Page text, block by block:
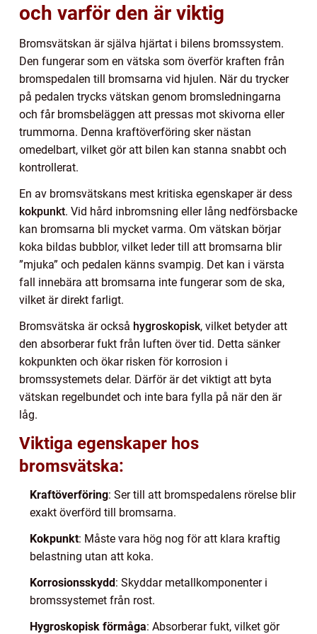
och varför den är viktig
Bromsvätskan är själva hjärtat i bilens bromssystem.
Den fungerar som en vätska som överför kraften från
bromspedalen till bromsarna vid hjulen. När du trycker
på pedalen trycks vätskan genom bromsledningarna
och får bromsbeläggen att pressas mot skivorna eller
trummorna. Denna kraftöverföring sker nästan
omedelbart, vilket gör att bilen kan stanna snabbt och
kontrollerat.
En av bromsvätskans mest kritiska egenskaper är dess
kokpunkt. Vid hård inbromsning eller lång nedförsbacke
kan bromsarna bli mycket varma. Om vätskan börjar
koka bildas bubblor, vilket leder till att bromsarna blir
”mjuka” och pedalen känns svampig. Det kan i värsta
fall innebära att bromsarna inte fungerar som de ska,
vilket är direkt farligt.
Bromsvätska är också hygroskopisk, vilket betyder att
den absorberar fukt från luften över tid. Detta sänker
kokpunkten och ökar risken för korrosion i
bromssystemets delar. Därför är det viktigt att byta
vätskan regelbundet och inte bara fylla på när den är
låg.
Viktiga egenskaper hos
bromsvätska:
Kraftöverföring: Ser till att bromspedalens rörelse blir
exakt överförd till bromsarna.
Kokpunkt: Måste vara hög nog för att klara kraftig
belastning utan att koka.
Korrosionsskydd: Skyddar metallkomponenter i
bromssystemet från rost.
Hygroskopisk förmåga: Absorberar fukt, vilket gör